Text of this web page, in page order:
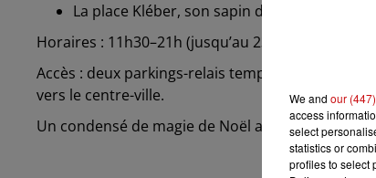
La place Kléber, son sapin de 30 m et le
Horaires : 11h30–21h (jusqu’au 23 décembre) ;
Accès : deux parkings-relais temporaires au
vers le centre-ville.
Un condensé de magie de Noël au cœur de
We and our
access
select
statistics or
profiles to select